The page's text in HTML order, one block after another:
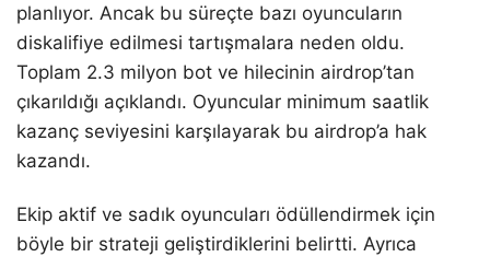
planlıyor. Ancak bu süreçte bazı oyuncuların
diskalifiye edilmesi tartışmalara neden oldu.
Toplam 2.3 milyon bot ve hilecinin airdrop’tan
çıkarıldığı açıklandı. Oyuncular minimum saatlik
kazanç seviyesini karşılayarak bu airdrop’a hak
kazandı.
Ekip aktif ve sadık oyuncuları ödüllendirmek için
böyle bir strateji geliştirdiklerini belirtti. Ayrıca